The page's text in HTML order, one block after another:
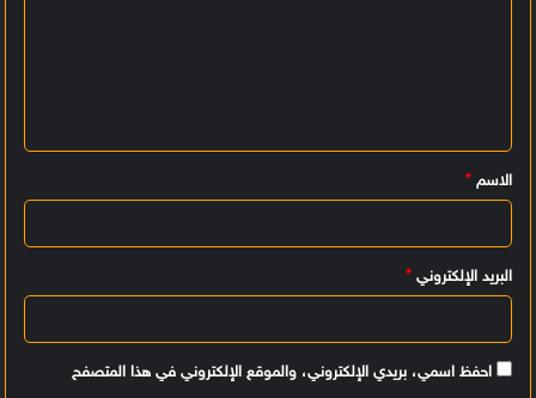
ي
ق
الاسم *
البريد الإلكتروني *
احفظ اسمي، بريدي الإلكتروني، والموقع الإلكتروني في هذا المتصفح